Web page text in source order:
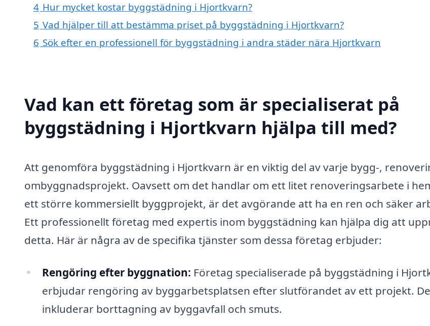
4 Hur mycket kostar byggstädning i Hjortkvarn?
5 Vad hjälper till att bestämma priset på byggstädning i Hjortkvarn?
6 Sök efter en professionell för byggstädning i andra städer nära Hjortkvarn
Vad kan ett företag som är specialiserat på
byggstädning i Hjortkvarn hjälpa till med?
Att genomföra byggstädning i Hjortkvarn är en viktig del av varje bygg-,
ombyggnadsprojekt. Oavsett om det handlar om ett litet renoveringsarbete i
ett större kommersiellt byggprojekt, är det avgörande att ha en ren och säker
Ett professionellt företag med expertis inom byggstädning kan hjälpa dig att
detta. Här är några av de specifika tjänster som dessa företag erbjuder:
Rengöring efter byggnation: Företag specialiserade på byggstädning i
erbjudar rengöring av byggarbetsplatsen efter slutförandet av ett projekt.
inkluderar borttagning av byggavfall och smuts.